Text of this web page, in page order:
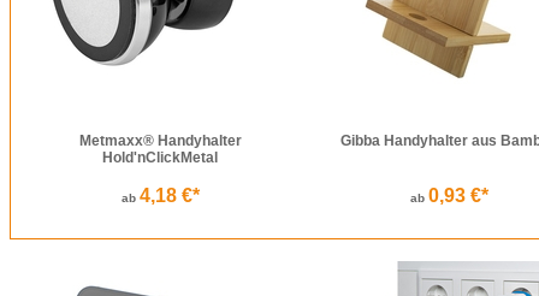
Metmaxx® Handyhalter
Hold'nClickMetal
ab 4,18 €*
Gibba Handyhalter aus
ab 0,93 €*